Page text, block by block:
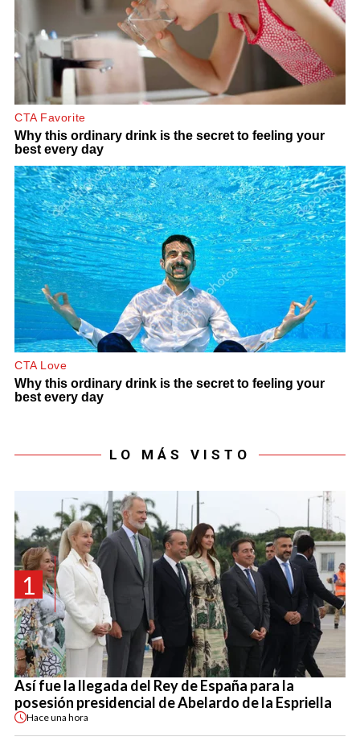
LO MÁS VISTO
1
Así fue la llegada del Rey de España para la
posesión presidencial de Abelardo de la Espriella
Haceuna hora